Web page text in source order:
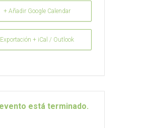
+ Añadir Google Calendar
Exportación + iCal / Outlook
está terminado.